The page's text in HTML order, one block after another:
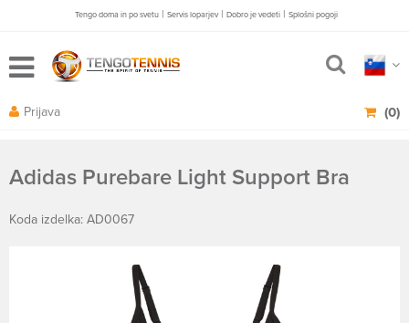
Tengo doma in po svetu | Servis loparjev | Dobro je vedeti | Splošni pogoji
(0)
Prijava
Adidas Purebare Light Support Bra
Koda izdelka: AD0067